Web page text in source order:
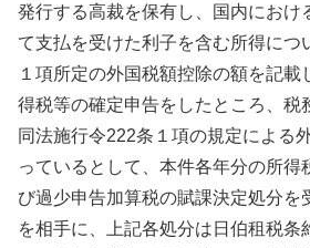
発行する高裁を保有し、国内におけ
て支払を受けた利子を含む所得につ
１項所定の外国税額控除の額を記載
得税等の確定申告をしたところ、税
同法施行令222条１項の規定による
っているとして、本件各年分の所得
び過少申告加算税の賦課決定処分を
を相手に、上記各処分は日伯租税条